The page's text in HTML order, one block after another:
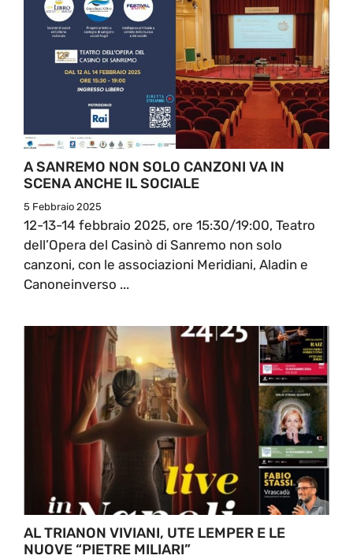
A SANREMO NON SOLO CANZONI VA IN
SCENA ANCHE IL SOCIALE
5 Febbraio 2025
12-13-14 febbraio 2025, ore 15:30/19:00, Teatro
dell’Opera del Casinò di Sanremo non solo
canzoni, con le associazioni Meridiani, Aladin e
Canoneinverso ...
AL TRIANON VIVIANI, UTE LEMPER E LE
NUOVE “PIETRE MILIARI”